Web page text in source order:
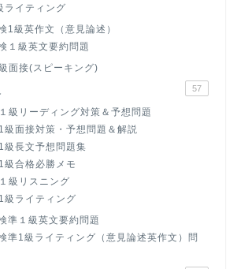
ライティング
1級英作文（意見論述）
１級英文要約問題
面接(スピーキング)
57
級リーディング対策＆予想問題
級面接対策・予想問題＆解説
級長文予想問題集
級合格必勝メモ
級リスニング
級ライティング
準１級英文要約問題
準1級ライティング（意見論述英作文）問